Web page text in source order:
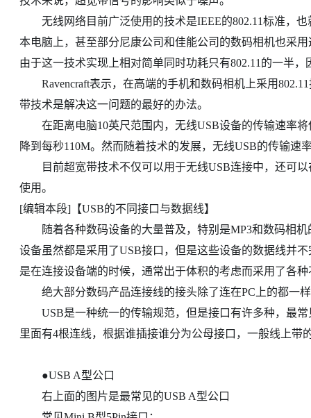
无线网络目前广泛使用的技术是IEEE的802.11标准，也
本电脑上，甚至部分尼康公司和佳能公司的数码相机也采
由于这一技术实现上相对简单同时功耗只有802.11的一半
Ravencraft表示，在高端的手机和数码相机上采用
带技术是解决这一问题的最好的办法。
在距离电脑10英尺范围内，无线USB设备的传输速率将
降到每秒110M。然而随着技术的发展，无线USB的传输速
目前超宽带技术不仅可以用于无线USB连接中，还可以
使用。
[编辑本段]【USB的不同接口与数据线】
随着各种数码设备的大量普及，特别是MP3和数码相机
设备虽然都是采用了USB接口，但是这些设备的数据线并
是在连接设备端的时候，通常出于体积的考虑而采用了各
绝大部分数码产品连接线的接头除了连在PC上的都一
USB是一种统一的传输规范，但是接口有许多种，最常
里面有4根连线，根据谁插接谁分为公母接口，一般线上带
●USB A型公口
右上面的图片是最常见的USB A型公口